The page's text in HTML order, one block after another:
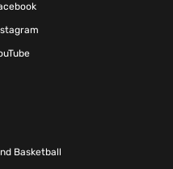
Basketball